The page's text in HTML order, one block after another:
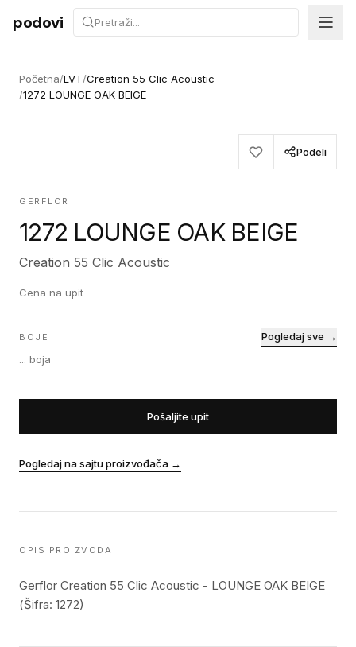
Preskoči na sadržaj
podovi
Početna/LVT/Creation 55 Clic Acoustic
/1272 LOUNGE OAK BEIGE
Podeli
GERFLOR
1272 LOUNGE OAK BEIGE
Creation 55 Clic Acoustic
Cena na upit
BOJE
... boja
Pogledaj sve →
Pošaljite upit
Pogledaj na sajtu proizvođača →
OPIS PROIZVODA
Gerflor Creation 55 Clic Acoustic - LOUNGE OAK BEIGE
(Šifra: 1272)